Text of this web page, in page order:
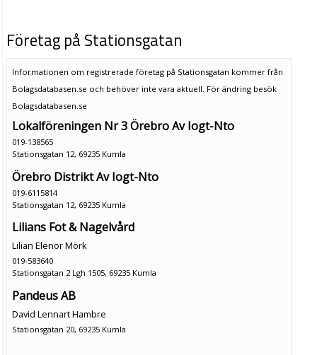
Företag på Stationsgatan
Informationen om registrerade företag på Stationsgatan kommer från
Bolagsdatabasen.se och behöver inte vara aktuell. För ändring besök
Bolagsdatabasen.se
Lokalföreningen Nr 3 Örebro Av Iogt-Nto
019-138565
Stationsgatan 12, 69235 Kumla
Örebro Distrikt Av Iogt-Nto
019-6115814
Stationsgatan 12, 69235 Kumla
Lilians Fot & Nagelvård
Lilian Elenor Mörk
019-583640
Stationsgatan 2 Lgh 1505, 69235 Kumla
Pandeus AB
David Lennart Hambre
Stationsgatan 20, 69235 Kumla